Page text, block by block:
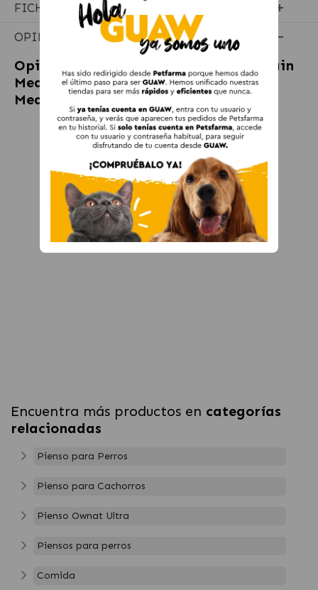
FICHA TÉCNICA
OPINIONES
Opiniones sobre
Ownat Ultra Low Grain
Medium Junior Pienso para Cachorros
Medianos
Encuentra más productos en categorías
relacionadas
Pienso para Perros
Pienso para Cachorros
Pienso Ownat Ultra
Piensos para perros
Comida